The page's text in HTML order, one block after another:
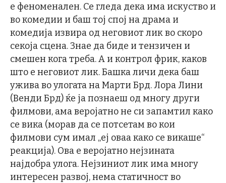
е феноменален. Се гледа дека има искуство и
во комедии и баш тој спој на драма и
комедија извира од неговиот лик во скоро
секоја сцена. Знае да биде и тензичен и
смешен кога треба. А и контрол фрик, каков
што е неговиот лик. Башка личи дека баш
ужива во улогата на Марти Брд. Лора Лини
(Венди Брд) ќе ја познаеш од многу други
филмови, ама веројатно не си запамтил како
се вика (морав да се потсетам во кои
филмови сум имал „еј оваа како се викаше“
реакција). Ова е веројатно нејзината
најдобра улога. Нејзиниот лик има многу
интересен развој, нема статичност во